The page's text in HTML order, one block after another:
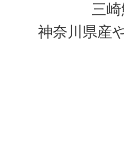
三
神奈川県産